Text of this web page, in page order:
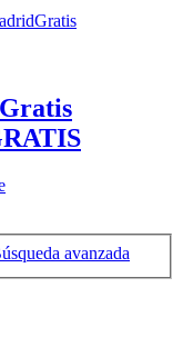
avanzada